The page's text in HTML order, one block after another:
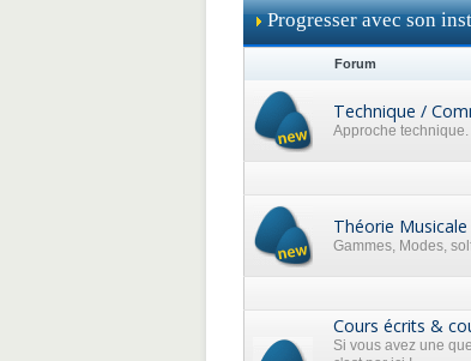
Progresser avec son
Forum
Technique /
Approche
Théorie Musicale
Gammes, Modes,
Cours écrits &
Si vous avez une